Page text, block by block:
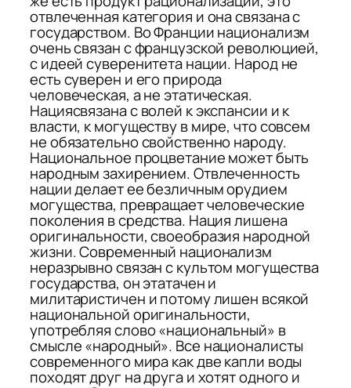
отвлеченная категория и она связана с
государством. Во Франции национализм
очень связан с французской революцией,
с идеей суверенитета нации. Народ не
есть суверен и его при­рода
человеческая, а не этатическая.
Нациясвязана с волей к экспансии и к
власти, к могуществу в мире, что совсем
не обязательно свойственно народу.
Национальное процветание мо­жет быть
народным захирением. Отвлеченность
нации делает ее безличным орудием
могущества, превращает человеческие
поколения в средства. Нация лишена
оригинальности, своеобра­зия народной
жизни. Современный национализм
неразрывно связан с культом могущества
государства, он этатачен и
милитаристичен и потому лишен всякой
национальной оригинальности,
употребляя слово «национальный» в
смысле «народный». Всe националисты
современного мира как две капли воды
походят друг на друга и хотят одного и